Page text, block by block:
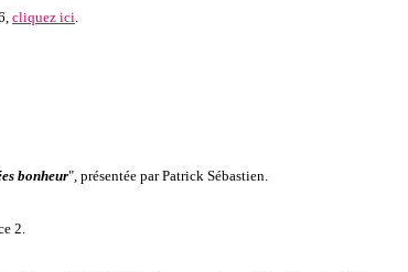
cliquez ici.
bonheur", présentée par Patrick Sébastien.
2.